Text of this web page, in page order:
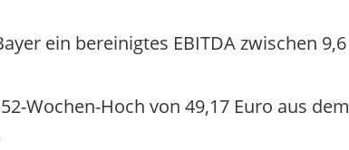
ein bereinigtes EBITDA zwischen 9,6
Wochen-Hoch von 49,17 Euro aus dem